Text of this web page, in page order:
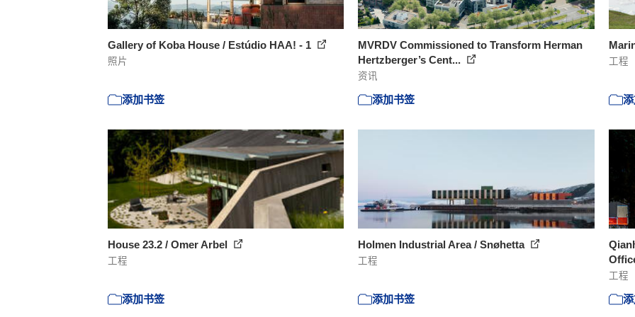
Gallery of Koba House / Estúdio HAA! - 1
照片
添加书签
MVRDV Commissioned to Transform Herman
Hertzberger’s Cent...
资讯
添加书签
工程
House 23.2 / Omer Arbel
工程
添加书签
Holmen Industrial Area / Snøhetta
工程
添加书签
工程